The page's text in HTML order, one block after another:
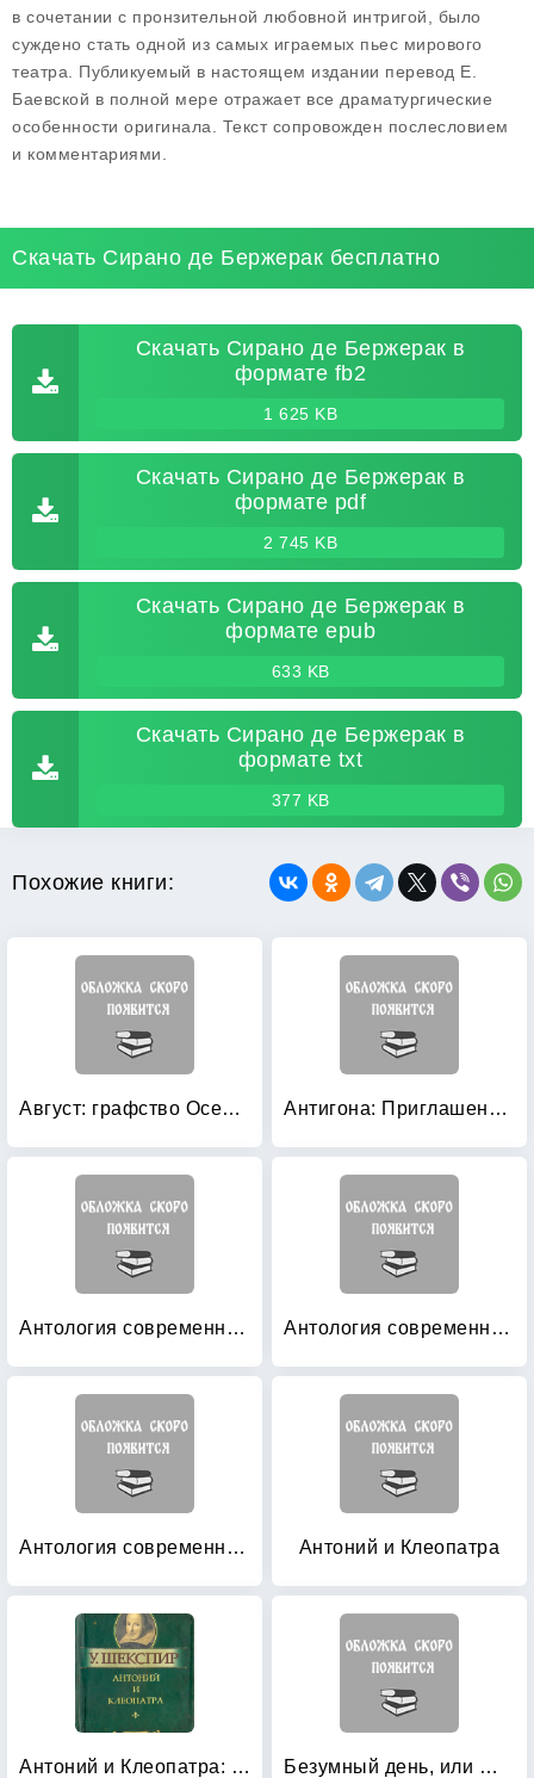
в сочетании с пронзительной любовной интригой, было
суждено стать одной из самых играемых пьес мирового
театра. Публикуемый в настоящем издании перевод Е.
Баевской в полной мере отражает все драматургические
особенности оригинала. Текст сопровожден послесловием
и комментариями.
Скачать Сирано де Бержерак бесплатно
Скачать Сирано де Бержерак в
формате fb2
1 625 KB
Скачать Сирано де Бержерак в
формате pdf
2 745 KB
Скачать Сирано де Бержерак в
формате epub
633 KB
Скачать Сирано де Бержерак в
формате txt
377 KB
Похожие книги:
Август: графство Осейдж Антигона: Приглашение в замок. Коломба
Антология современной британской драматургии Антология современной французской драматургии: Том 2
Антология современной швейцарской драматургии Антоний и Клеопатра
Антоний и Клеопатра: Миниатюрное издание Безумный день, или Женитьба Фигаро